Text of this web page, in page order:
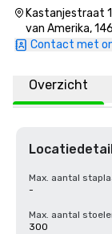
Kastanjestraat
van Amerika,
Contact met
Overzicht
Max. aantal
-
Max. aantal
300